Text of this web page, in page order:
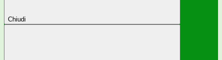
Chiudi